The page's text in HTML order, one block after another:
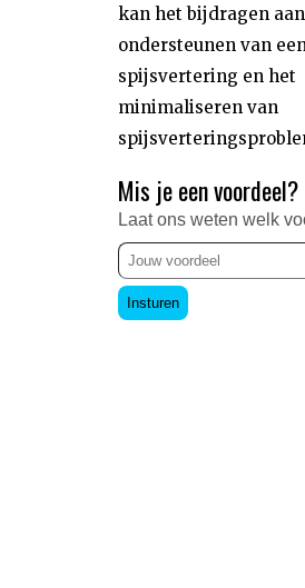
kan het bijdragen
ondersteunen van
spijsvertering en het
minimaliseren van
Mis je een voordeel?
Laat ons weten welk
Insturen